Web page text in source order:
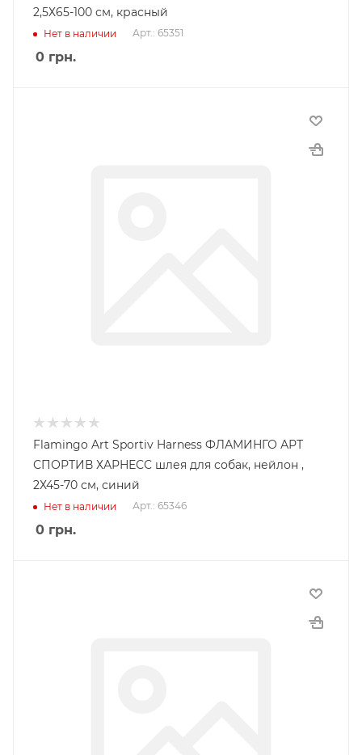
2,5Х65-100 см, красный
Нет в наличии Арт.: 65351
0 грн.
Flamingo Art Sportiv Harness ФЛАМИНГО АРТ
СПОРТИВ ХАРНЕСС шлея для собак, нейлон ,
2Х45-70 см, синий
Нет в наличии Арт.: 65346
0 грн.